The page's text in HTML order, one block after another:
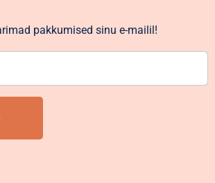
pakkumised sinu e-mailil!